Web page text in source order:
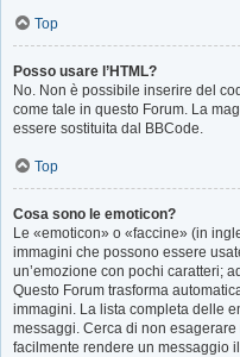
Top
Posso usare l’HTML?
No. Non è possibile inserire del
come tale in questo Forum. La
essere sostituita dal BBCode.
Top
Cosa sono le emoticon?
Le «emoticon» o «faccine» (in
immagini che possono essere
un’emozione con pochi caratteri;
Questo Forum trasforma
immagini. La lista completa delle
messaggi. Cerca di non
facilmente rendere un messaggio